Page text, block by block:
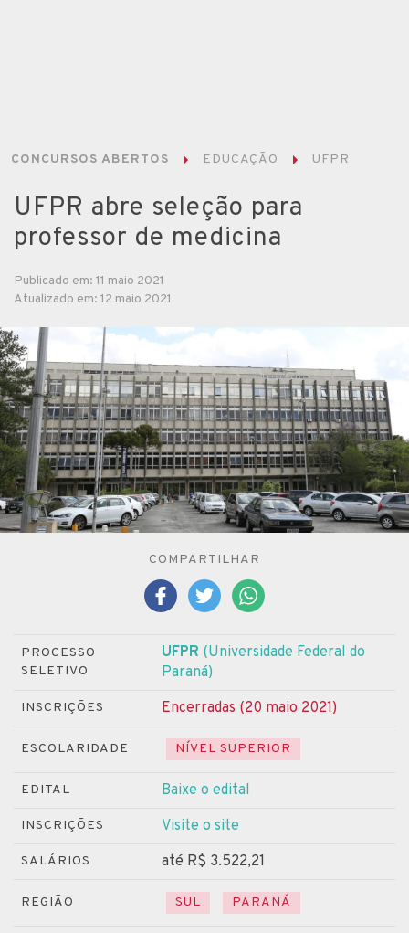
CONCURSOS ABERTOS EDUCAÇÃO UFPR
UFPR abre seleção para
professor de medicina
Publicado em: 11 maio 2021
Atualizado em: 12 maio 2021
COMPARTILHAR
PROCESSO
SELETIVO
UFPR (Universidade Federal do
Paraná)
INSCRIÇÕES Encerradas (20 maio 2021)
ESCOLARIDADE NÍVEL SUPERIOR
EDITAL Baixe o edital
INSCRIÇÕES Visite o site
SALÁRIOS até R$ 3.522,21
REGIÃO SUL PARANÁ